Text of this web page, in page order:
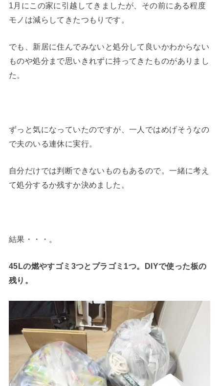
1月にこの家に引越してきましたが、その前にある程度
モノは減らしてきたつもりです。
でも、新居に住んでみないと処分して良いかわからない
ものや処分まで思いきれずに持ってきたものがありまし
た。
ずっと気になっていたのですが、一人ではめげそうなの
で夫のいる連休に実行。
自分だけでは判断できないものもあるので。一緒に考え
て処分するか残すか決めました。
結果・・・。
45Lの燃やすゴミ3つとプラゴミ1つ。DIYで使った板の
残り。